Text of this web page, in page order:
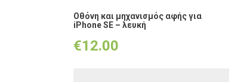
Οθόνη και μηχανισμός αφής για
iPhone SE – λευκή
€12.00